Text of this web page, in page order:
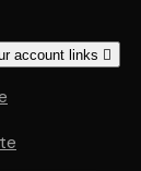
account links 